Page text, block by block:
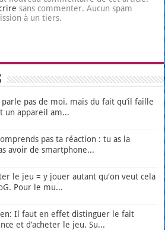
sans commenter. Aucun spam
à un tiers.
pas de moi, mais du fait qu’il faille
un appareil am...
pas ta réaction : tu as la
avoir de smartphone...
le jeu = y jouer autant qu'on veut cela
Pour le mu...
Il faut en effet distinguer le fait
et d’acheter le jeu. Su...